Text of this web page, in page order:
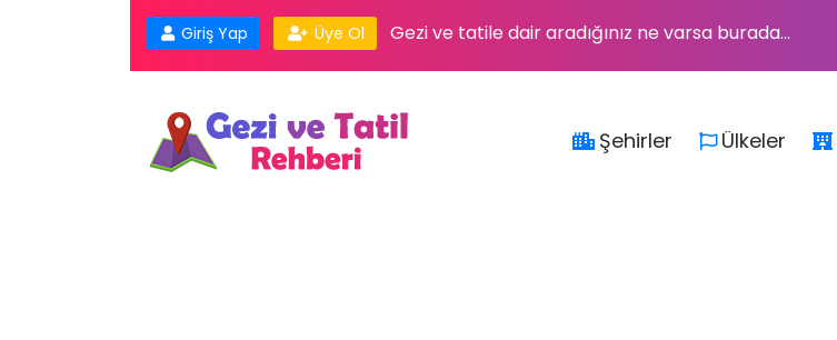
Giriş Yap Üye Ol Gezi ve tatile dair aradığınız ne varsa burada...
Şehirler Ülkeler